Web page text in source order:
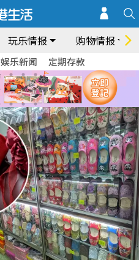
玩乐情报 购物情报
娱乐新闻 定期存款